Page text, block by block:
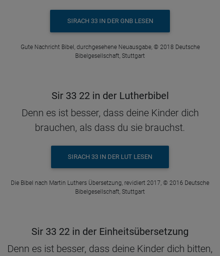
SIRACH 33 IN DER GNB LESEN
Gute Nachricht Bibel, durchgesehene Neuausgabe, © 2018 Deutsche
Bibelgesellschaft, Stuttgart
Sir 33 22 in der Lutherbibel
Denn es ist besser, dass deine Kinder dich
brauchen, als dass du sie brauchst.
SIRACH 33 IN DER LUT LESEN
Die Bibel nach Martin Luthers Übersetzung, revidiert 2017, © 2016 Deutsche
Bibelgesellschaft, Stuttgart
Sir 33 22 in der Einheitsübersetzung
Denn es ist besser, dass deine Kinder dich bitten,